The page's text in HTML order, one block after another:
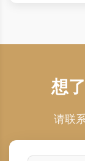
想
请联